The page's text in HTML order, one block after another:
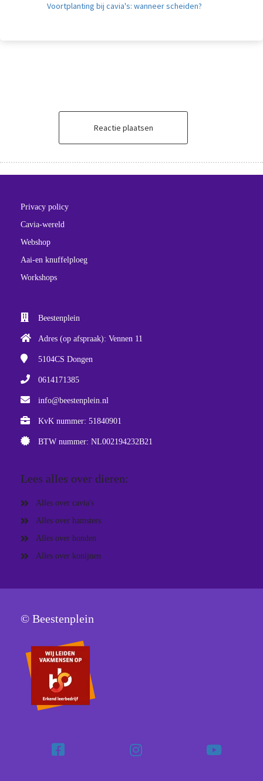
Voortplanting bij cavia's: wanneer scheiden?
Reactie plaatsen
Privacy policy
Cavia-wereld
Webshop
Aai-en knuffelploeg
Workshops
Beestenplein
Adres (op afspraak): Vennen 11
5104CS Dongen
0614171385
info@beestenplein.nl
KvK nummer: 51840901
BTW nummer: NL002194232B21
Lees alles over dieren:
Alles over cavia's
Alles over hamsters
Alles over honden
Alles over konijnen
© Beestenplein